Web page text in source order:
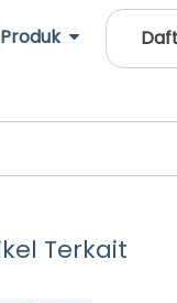
Produk
Terkait